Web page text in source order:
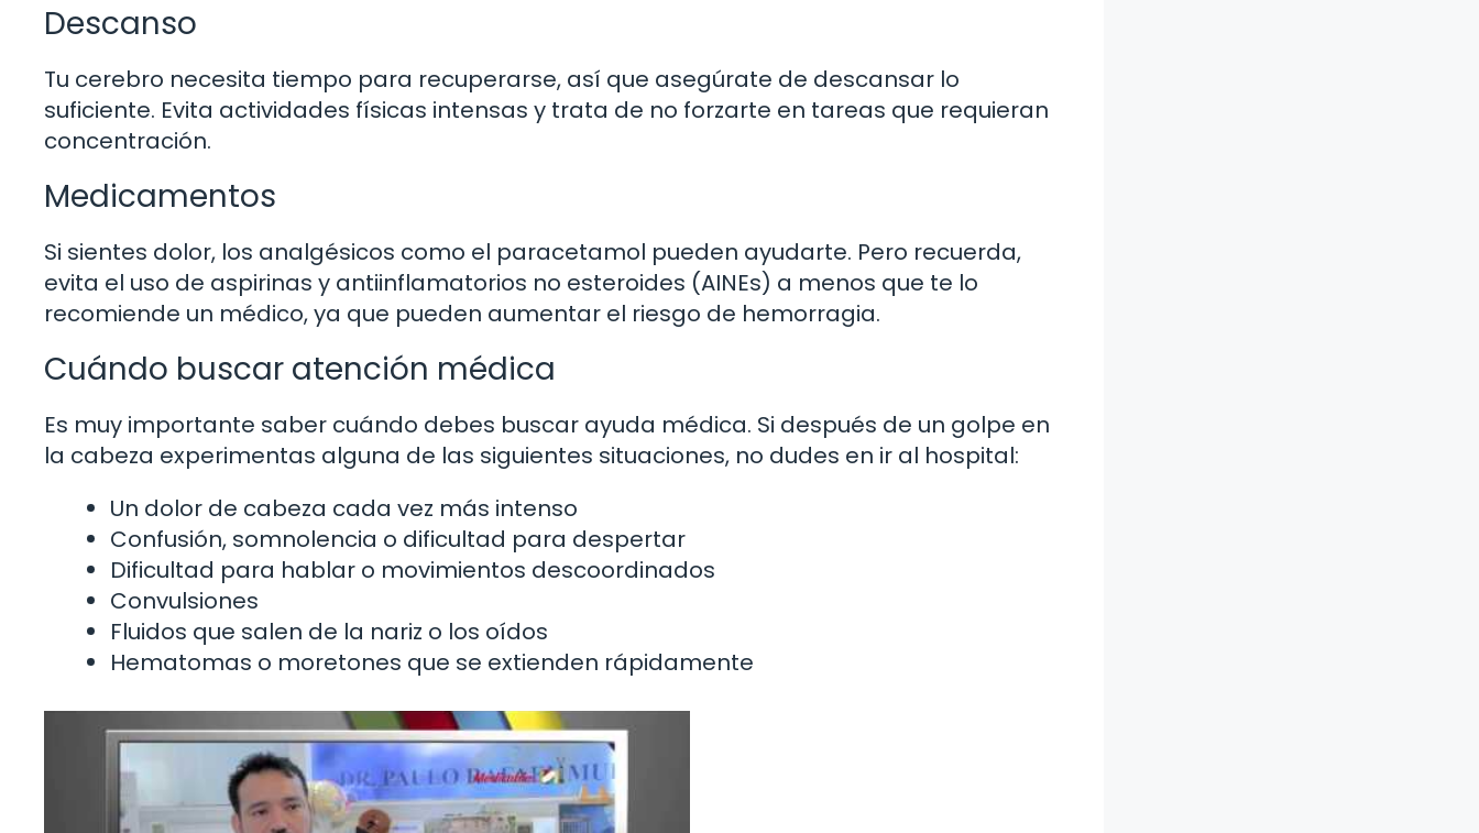
Descanso
Tu cerebro necesita tiempo para recuperarse, así que asegúrate de descansar lo
suficiente. Evita actividades físicas intensas y trata de no forzarte en tareas que requieran
concentración.
Medicamentos
Si sientes dolor, los analgésicos como el paracetamol pueden ayudarte. Pero recuerda,
evita el uso de aspirinas y antiinflamatorios no esteroides (AINEs) a menos que te lo
recomiende un médico, ya que pueden aumentar el riesgo de hemorragia.
Cuándo buscar atención médica
Es muy importante saber cuándo debes buscar ayuda médica. Si después de un golpe en
la cabeza experimentas alguna de las siguientes situaciones, no dudes en ir al hospital:
Un dolor de cabeza cada vez más intenso
Confusión, somnolencia o dificultad para despertar
Dificultad para hablar o movimientos descoordinados
Convulsiones
Fluidos que salen de la nariz o los oídos
Hematomas o moretones que se extienden rápidamente